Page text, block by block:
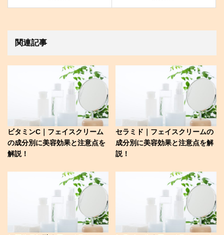
関連記事
ビタミンC｜フェイスクリーム
の成分別に美容効果と注意点を
解説！
セラミド｜フェイスクリームの
成分別に美容効果と注意点を解
説！